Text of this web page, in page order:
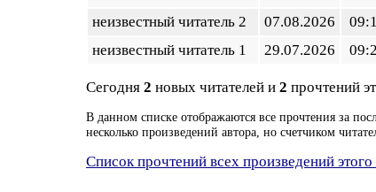
неизвестный читатель 2
07.08.2026
неизвестный читатель 1
29.07.2026
Сегодня 2 новых читателей и 2 прочтений
В данном списке отображаются все прочтения за
несколько произведений автора, но счетчиком
Список прочтений всех произведений этого